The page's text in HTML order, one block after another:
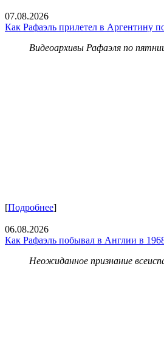
07.08.2026
Как Рафаэль прилетел в Аргентину
Видеоархивы Рафаэля по
[Подробнее]
06.08.2026
Как Рафаэль побывал в Англии в
Неожиданное признание